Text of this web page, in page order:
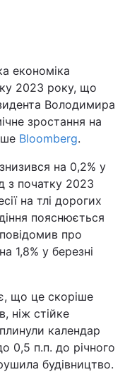
економіка
2023 року, що
Володимира
зростання на
Bloomberg.
на 0,2% у
з початку 2023
на тлі дорогих
пояснюється
про
1,8% у березні
що це скоріше
ніж стійке
календар
0,5 п.п. до річного
будівництво.